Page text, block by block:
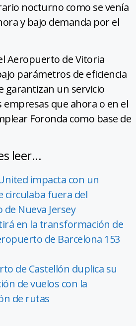
nocturno como se venía
y bajo demanda por el
Aeropuerto de Vitoria
parámetros de eficiencia
garantizan un servicio
empresas que ahora o en el
Foronda como base de
leer...
impacta con un
circulaba fuera del
Nueva Jersey
en la transformación de
de Barcelona 153
de Castellón duplica su
de vuelos con la
de rutas